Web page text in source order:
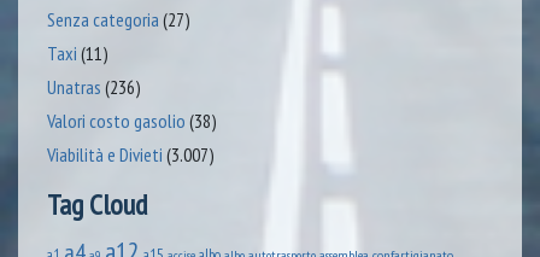
Senza categoria (27)
Taxi (11)
Unatras (236)
Valori costo gasolio (38)
Viabilità e Divieti (3.007)
Tag Cloud